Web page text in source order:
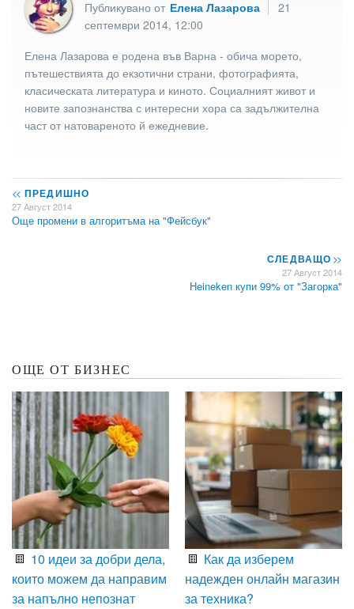
Публикувано от Елена Лазарова
21
септември 2014, 12:00
Елена Лазарова е родена във Варна - обича морето,
пътешествията до екзотични страни, фотографията,
класическата литература и киното. Социалният живот и
новите запознанства с интересни хора са задължителна
част от натовареното й ежедневие.
<< ПРЕДИШНО
27 Август 2014
Още промени в алгоритъма на "Фейсбук"
СЛЕДВАЩО>>
27 Август 2014
Heineken купи 99% от "Загорка"
ОЩЕ ОТ БИЗНЕС
10 идеи за добри дела,
които можем да направим
за напълно непознат
Как да изберем
надежден онлайн магазин
за техника?